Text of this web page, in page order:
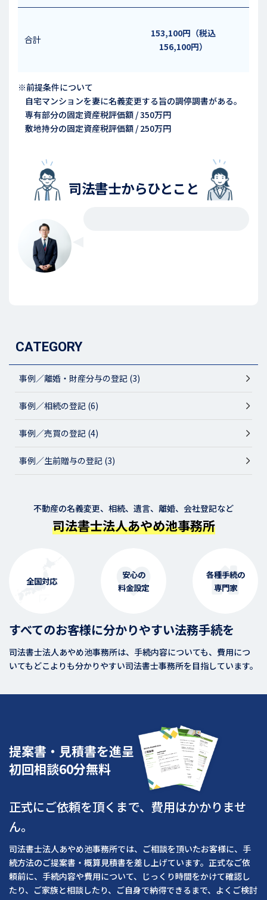
合計
153,100円（税込
156,100円）
※前提条件について
自宅マンションを妻に名義変更する旨の調停調書がある。
専有部分の固定資産税評価額 / 350万円
敷地持分の固定資産税評価額 / 250万円
司法書士からひとこと
CATEGORY
事例／離婚・財産分与の登記 (3)
事例／相続の登記 (6)
事例／売買の登記 (4)
事例／生前贈与の登記 (3)
不動産の名義変更、相続、遺言、離婚、会社登記など
司法書士法人あやめ池事務所
全国対応
安心の
料金設定
各種手続の
専門家
すべてのお客様に分かりやすい法務手続を
司法書士法人あやめ池事務所は、手続内容についても、費用につ
いてもどこよりも分かりやすい司法書士事務所を目指しています。
提案書・見積書を進呈
初回相談60分無料
正式にご依頼を頂くまで、費用はかかりませ
ん。
司法書士法人あやめ池事務所では、ご相談を頂いたお客様に、手
続方法のご提案書・概算見積書を差し上げています。正式なご依
頼前に、手続内容や費用について、じっくり時間をかけて確認し
たり、ご家族と相談したり、ご自身で納得できるまで、よくご検討